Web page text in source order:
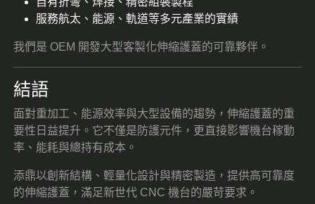
服務航太、能源、軌道等多元產業的實績
我們是 OEM 開發大型客製化伸縮護蓋的可靠夥伴。
結語
面對重加工、能源效率與大型設備的趨勢，伸縮護蓋的重
要性日益提升。它不僅是防護元件，更直接影響機台稼動
率、能耗與總持有成本。
添鼎以創新結構、輕量化設計與精密製造，提供高可靠度
的伸縮護蓋，滿足新世代 CNC 機台的嚴苛要求。